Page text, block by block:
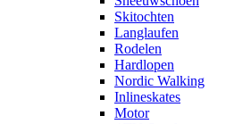
Skitochten
Langlaufen
Rodelen
Hardlopen
Nordic Walking
Inlineskates
Motor